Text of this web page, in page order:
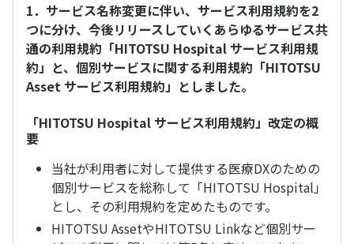
1．サービス名称変更に伴い、サービス利用規約を2
つに分け、今後リリースしていくあらゆるサービス共
通の利用規約「HITOTSU Hospital サービス利用規
約」と、個別サービスに関する利用規約「HITOTSU
Asset サービス利用規約」としました。
「HITOTSU Hospital サービス利用規約」改定の概
要
当社が利用者に対して提供する医療DXのための
個別サービスを総称して「HITOTSU Hospital」
とし、その利用規約を定めたものです。
HITOTSU AssetやHITOTSU Linkなど個別サー